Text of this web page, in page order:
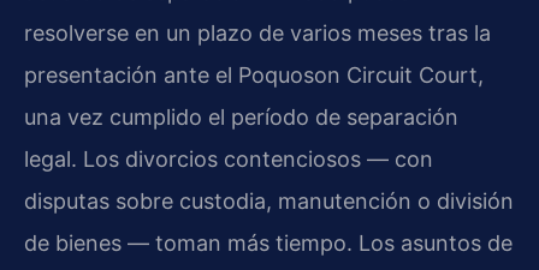
resolverse en un plazo de varios meses tras la
presentación ante el Poquoson Circuit Court,
una vez cumplido el período de separación
legal. Los divorcios contenciosos — con
disputas sobre custodia, manutención o división
de bienes — toman más tiempo. Los asuntos de